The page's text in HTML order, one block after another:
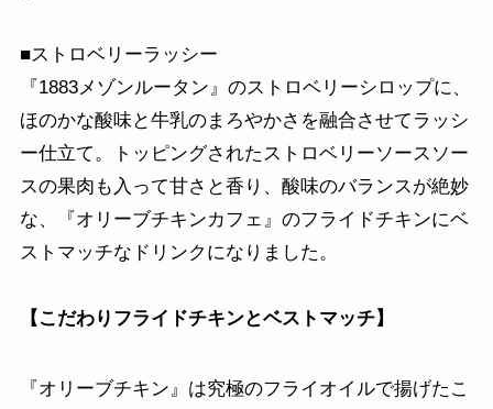
■ストロベリーラッシー
『1883メゾンルータン』のストロベリーシロップに、
ほのかな酸味と牛乳のまろやかさを融合させてラッシ
ー仕立て。トッピングされたストロベリーソースソー
スの果肉も入って甘さと香り、酸味のバランスが絶妙
な、『オリーブチキンカフェ』のフライドチキンにベ
ストマッチなドリンクになりました。
【こだわりフライドチキンとベストマッチ】
『オリーブチキン』は究極のフライオイルで揚げたこ